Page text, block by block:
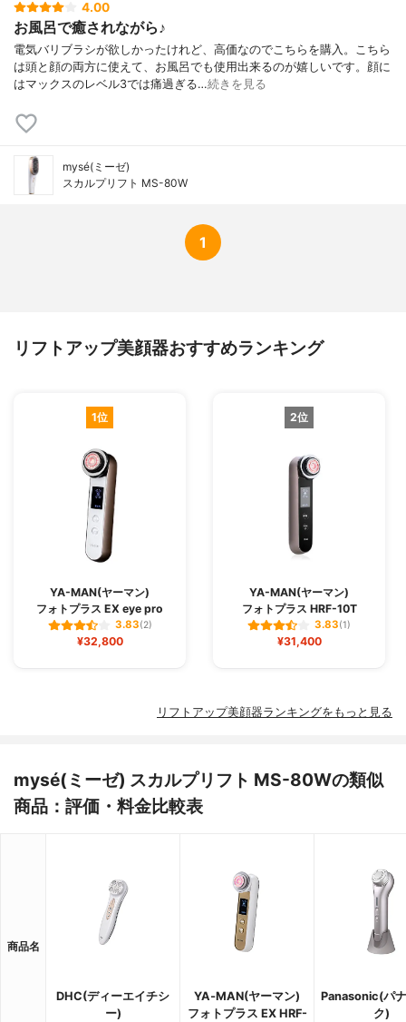
4.00
お風呂で癒されながら♪
電気バリブラシが欲しかったけれど、高価なのでこちらを購入。こちら
は頭と顔の両方に使えて、お風呂でも使用出来るのが嬉しいです。顔に
はマックスのレベル3では痛過ぎる…続きを見る
mysé(ミーゼ)
スカルプリフト MS-80W
1
リフトアップ美顔器おすすめランキング
1位
YA-MAN(ヤーマン)
フォトプラス EX eye pro
3.83(2)
¥32,800
2位
YA-MAN(ヤーマン)
フォトプラス HRF-10T
3.83(1)
¥31,400
リフトアップ美顔器ランキングをもっと見る
mysé(ミーゼ) スカルプリフト MS-80Wの類似
商品：評価・料金比較表
商品名
DHC(ディーエイチシ
ー)
YA‐MAN(ヤーマン)
フォトプラス EX HRF-
Panasonic(パ
ク)